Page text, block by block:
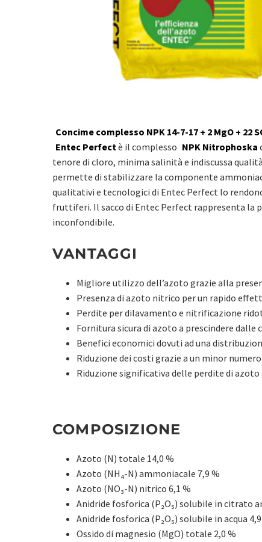
Concime complesso NPK 14-7-17 + 2 MgO + 22
Entec Perfectè il complesso NPK Nitrophoska
tenore di cloro, minima salinità e indiscussa
permette di stabilizzare la componente
qualitativi e tecnologici di Entec Perfect lo
fruttiferi. Il sacco di Entec Perfect rappresenta la
inconfondibile.
VANTAGGI
Migliore utilizzo dell’azoto grazie alla
Presenza di azoto nitrico per un rapido
Perdite per dilavamento e nitrificazione
Fornitura sicura di azoto a prescindere dalle
Benefici economici dovuti ad una
Riduzione dei costi grazie a un minor
Riduzione significativa delle perdite di azoto
COMPOSIZIONE
Azoto (N) totale 14,0 %
Azoto (NH₄-N) ammoniacale 7,9 %
Azoto (NO₃-N) nitrico 6,1 %
Anidride fosforica (P₂O₅) solubile in citrato
Anidride fosforica (P₂O₅) solubile in acqua
Ossido di magnesio (MgO) totale 2,0 %